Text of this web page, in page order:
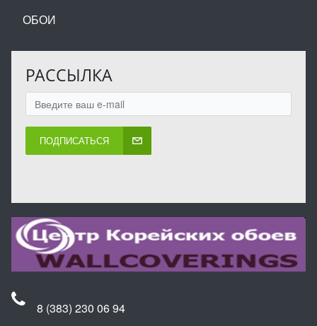
ОБОИ
РАССЫЛКА
ПОДПИСАТЬСЯ
8 (383) 230 06 94